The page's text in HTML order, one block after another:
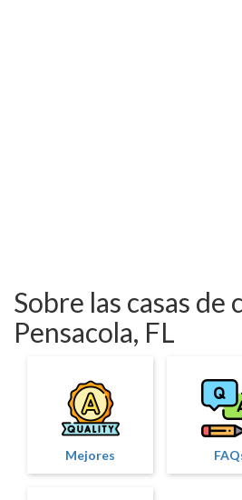
Sobre las casas de
Pensacola, FL
Mejores